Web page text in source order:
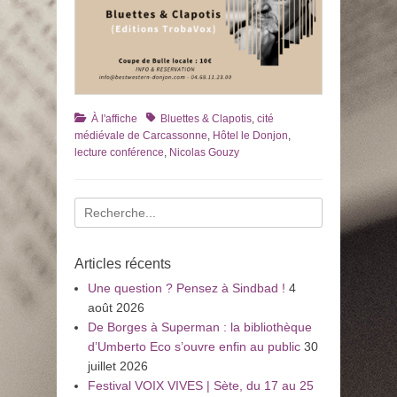
Catégories
À l'affiche TagsBluettes & Clapotis, cité
médiévale de Carcassonne, Hôtel le Donjon,
lecture conférence, Nicolas Gouzy
Recherche
pour
Articles récents
Une question ? Pensez à Sindbad ! 4
août 2026
De Borges à Superman : la bibliothèque
d’Umberto Eco s’ouvre enfin au public 30
juillet 2026
Festival VOIX VIVES | Sète, du 17 au 25